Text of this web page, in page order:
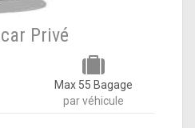
Privé
Max 55 Bagage
par véhicule